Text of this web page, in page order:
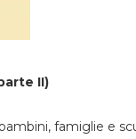
II)
famiglie e